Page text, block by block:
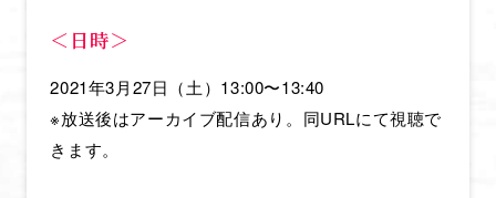
＜日時＞
2021年3月27日（土）13:00〜13:40
※放送後はアーカイブ配信あり。同URLにて視聴で
きます。